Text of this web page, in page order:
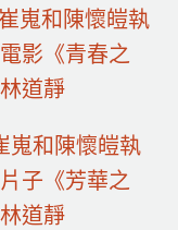
嵬和陳懷皚執
子《芳華之
道靜